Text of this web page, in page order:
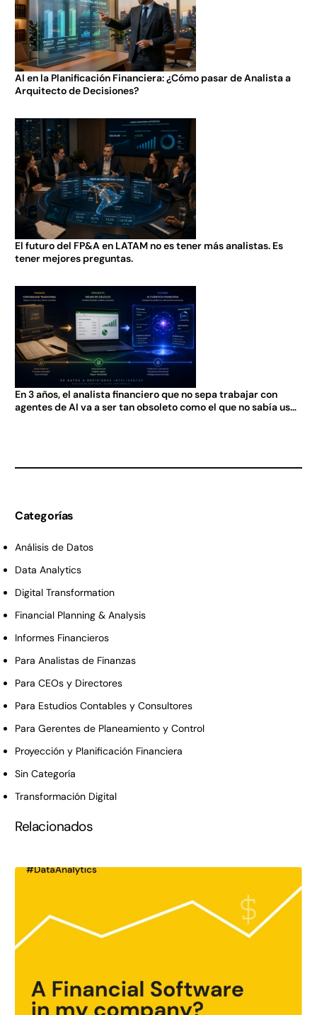
AI en la Planificación Financiera: ¿Cómo pasar de Analista a
Arquitecto de Decisiones?
El futuro del FP&A en LATAM no es tener más analistas. Es
tener mejores preguntas.
En 3 años, el analista financiero que no sepa trabajar con
agentes de AI va a ser tan obsoleto como el que no sabía usar
Categorías
Análisis de Datos
Data Analytics
Digital Transformation
Financial Planning & Analysis
Informes Financieros
Para Analistas de Finanzas
Para CEOs y Directores
Para Estudios Contables y Consultores
Para Gerentes de Planeamiento y Control
Proyección y Planificación Financiera
Sin Categoría
Transformación Digital
Relacionados